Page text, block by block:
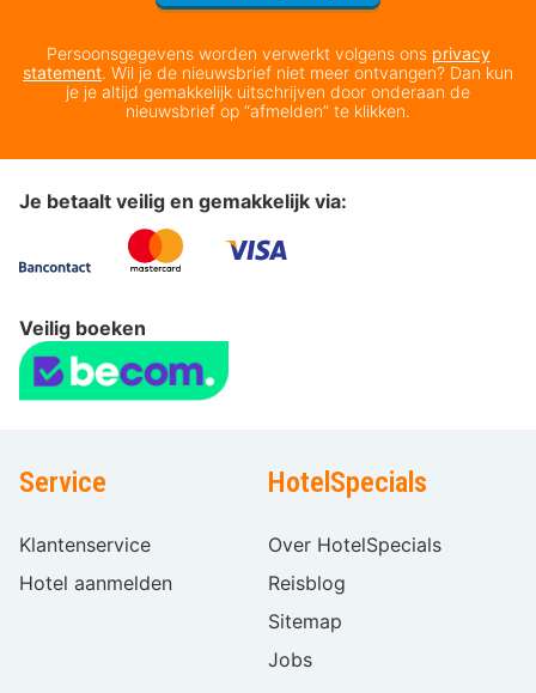
Persoonsgegevens worden verwerkt volgens ons privacy
statement. Wil je de nieuwsbrief niet meer ontvangen? Dan kun
je je altijd gemakkelijk uitschrijven door onderaan de
nieuwsbrief op “afmelden” te klikken.
Je betaalt veilig en gemakkelijk via:
Veilig boeken
Service
Klantenservice
Hotel aanmelden
HotelSpecials
Over HotelSpecials
Reisblog
Sitemap
Jobs